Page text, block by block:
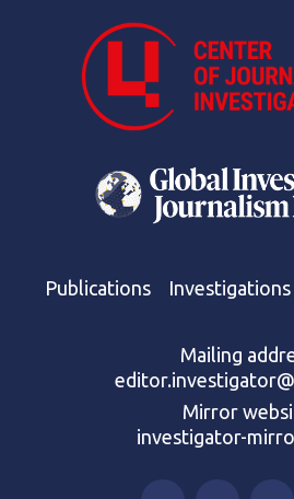
Publications Investigations
Mailing
Mirror
investigator-